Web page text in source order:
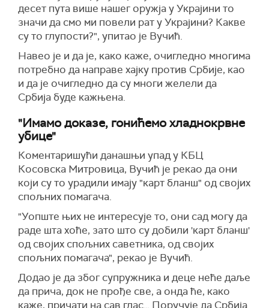
десет пута више нашег оружја у Украјини то
значи да смо ми повели рат у Украјини? Какве
су то глупости?", упитао је Вучић.
Навео је и да је, како каже, очигледно многима
потребно да направе хајку против Србије, као
и да је очигледно да су многи желели да
Србија буде кажњена.
"Имамо доказе, гонићемо хладнокрвне
убице"
Коментаришући данашњи упад у КБЦ
Косовска Митровица, Вучић је рекао да они
који су то урадили имају "карт бланш" од својих
спољних помагача.
"Уопште њих не интересује то, они сад могу да
раде шта хоће, зато што су добили 'карт бланш'
од својих спољних саветника, од својих
спољних помагача", рекао је Вучић.
Додао је да због супружника и деце неће даље
да прича, док не прође све, а онда ће, како
каже, причати на сав глас… Поручује да Србија